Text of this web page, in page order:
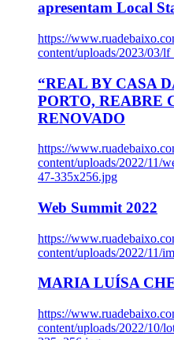
apresentam Local
https://
content/uploads/2023/03/
“REAL BY CASA
PORTO, REABRE
RENOVADO
https://
content/uploads/2022/11/
47-335x256.jpg
Web Summit 2022
https://
content/uploads/2022/11/
MARIA LUÍSA
https://
content/uploads/2022/10/